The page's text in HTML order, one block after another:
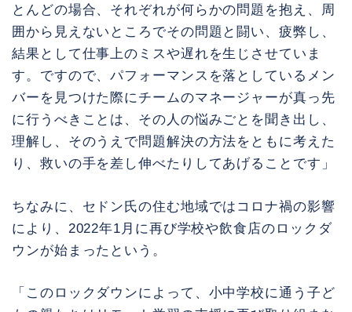
とんどの場合、それぞれが何らかの問題を抱え、周
囲から見えないところでその問題と闘い、疲弊し、
結果として仕事上のミスや遅れを生じさせていま
す。ですので、パフォーマンスを落としているメン
バーを見つけた際にチームのマネージャーが真っ先
に行うべきことは、その人の悩みごとを聞き出し、
理解し、そのうえで問題解決の方法をともに考えた
り、救いの手を差し伸べたりしてあげることです」
ちなみに、セドン氏の住む地域ではコロナ禍の影響
により、2022年1月に再び学校や飲食店のロックダ
ウンが始まったという。
「このロックダウンによって、小中学校に通う子ど